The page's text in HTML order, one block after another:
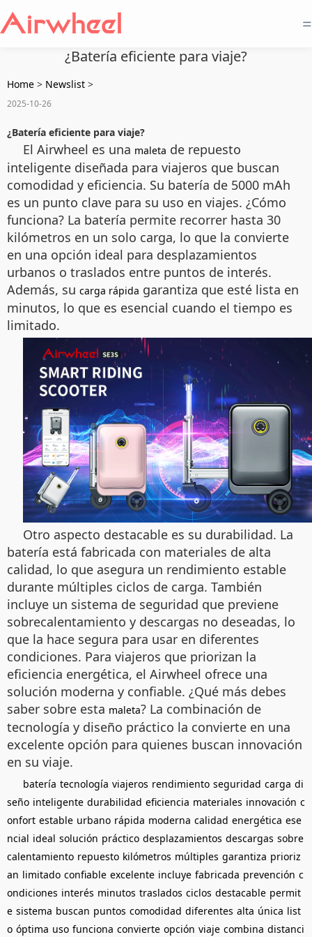
=
¿Batería eficiente para viaje?
Home > Newslist >
2025-10-26
¿Batería eficiente para viaje?
El Airwheel es una maleta de repuesto
inteligente diseñada para viajeros que buscan
comodidad y eficiencia. Su batería de 5000 mAh
es un punto clave para su uso en viajes. ¿Cómo
funciona? La batería permite recorrer hasta 30
kilómetros en un solo carga, lo que la convierte
en una opción ideal para desplazamientos
urbanos o traslados entre puntos de interés.
Además, su carga rápida garantiza que esté lista en
minutos, lo que es esencial cuando el tiempo es
limitado.
Otro aspecto destacable es su durabilidad. La
batería está fabricada con materiales de alta
calidad, lo que asegura un rendimiento estable
durante múltiples ciclos de carga. También
incluye un sistema de seguridad que previene
sobrecalentamiento y descargas no deseadas, lo
que la hace segura para usar en diferentes
condiciones. Para viajeros que priorizan la
eficiencia energética, el Airwheel ofrece una
solución moderna y confiable. ¿Qué más debes
saber sobre esta maleta? La combinación de
tecnología y diseño práctico la convierte en una
excelente opción para quienes buscan innovación
en su viaje.
batería tecnología viajeros rendimiento seguridad carga di
seño inteligente durabilidad eficiencia materiales innovación c
onfort estable urbano rápida moderna calidad energética ese
ncial ideal solución práctico desplazamientos descargas sobre
calentamiento repuesto kilómetros múltiples garantiza prioriz
an limitado confiable excelente incluye fabricada prevención c
ondiciones interés minutos traslados ciclos destacable permit
e sistema buscan puntos comodidad diferentes alta única list
o óptima uso funciona convierte opción viaje combina distanci